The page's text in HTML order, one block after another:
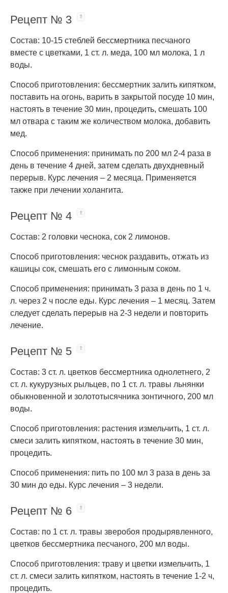
Рецепт № 3
Состав: 10-15 стеблей бессмертника песчаного
вместе с цветками, 1 ст. л. меда, 100 мл молока, 1 л
воды.
Способ приготовления: бессмертник залить кипятком,
поставить на огонь, варить в закрытой посуде 10 мин,
настоять в течение 30 мин, процедить, смешать 100
мл отвара с таким же количеством молока, добавить
мед.
Способ применения: принимать по 200 мл 2-4 раза в
день в течение 4 дней, затем сделать двухдневный
перерыв. Курс лечения – 2 месяца. Применяется
также при лечении холангита.
Рецепт № 4
Состав: 2 головки чеснока, сок 2 лимонов.
Способ приготовления: чеснок раздавить, отжать из
кашицы сок, смешать его с лимонным соком.
Способ применения: принимать 3 раза в день по 1 ч.
л. через 2 ч после еды. Курс лечения – 1 месяц. Затем
следует сделать перерыв на 2-3 недели и повторить
лечение.
Рецепт № 5
Состав: 3 ст. л. цветков бессмертника однолетнего, 2
ст. л. кукурузных рыльцев, по 1 ст. л. травы льнянки
обыкновенной и золототысячника зонтичного, 200 мл
воды.
Способ приготовления: растения измельчить, 1 ст. л.
смеси залить кипятком, настоять в течение 30 мин,
процедить.
Способ применения: пить по 100 мл 3 раза в день за
30 мин до еды. Курс лечения – 3 недели.
Рецепт № 6
Состав: по 1 ст. л. травы зверобоя продырявленного,
цветков бессмертника песчаного, 200 мл воды.
Способ приготовления: траву и цветки измельчить, 1
ст. л. смеси залить кипятком, настоять в течение 1-2 ч,
процедить.